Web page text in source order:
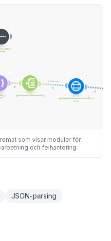
som visar moduler för
och felhantering.
JSON-parsing